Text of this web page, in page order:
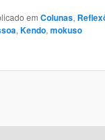
em Colunas,
, Kendo, mokuso